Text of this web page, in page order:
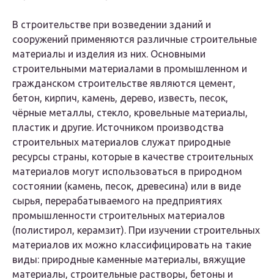
В строительстве при возведении зданий и
сооружений применяются различные строительные
материалы и изделия из них. Основными
строительными материалами в промышленном и
гражданском строительстве являются цемент,
бетон, кирпич, камень, дерево, известь, песок,
чёрные металлы, стекло, кровельные материалы,
пластик и другие. Источником производства
строительных материалов служат природные
ресурсы страны, которые в качестве строительных
материалов могут использоваться в природном
состоянии (камень, песок, древесина) или в виде
сырья, перерабатываемого на предприятиях
промышленности строительных материалов
(полистирол, керамзит). При изучении строительных
материалов их можно классифицировать на такие
виды: природные каменные материалы, вяжущие
материалы, строительные растворы, бетоны и